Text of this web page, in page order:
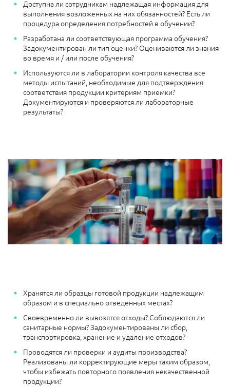
Доступна ли сотрудникам надлежащая информация для
выполнения возложенных на них обязанностей? Есть ли
процедура определения потребностей в обучении?
Разработана ли соответствующая программа обучения?
Задокументирован ли тип оценки? Оцениваются ли знания
во время и / или после обучения?
Используются ли в лаборатории контроля качества все
методы испытаний, необходимые для подтверждения
соответствия продукции критериям приемки?
Документируются и проверяются ли лабораторные
результаты?
Хранятся ли образцы готовой продукции надлежащим
образом и в специально отведенных местах?
Своевременно ли вывозятся отходы? Соблюдаются ли
санитарные нормы? Задокументированы ли сбор,
транспортировка, хранение и удаление отходов?
Проводятся ли проверки и аудиты производства?
Реализованы ли корректирующие меры таким образом,
чтобы избежать повторного появления некачественной
продукции?